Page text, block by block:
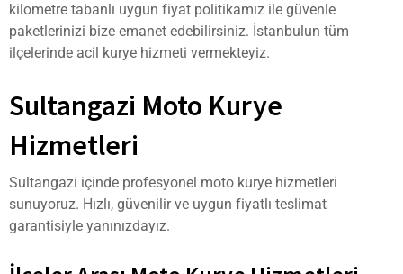
kilometre tabanlı uygun fiyat politikamız ile güvenle
paketlerinizi bize emanet edebilirsiniz. İstanbulun tüm
ilçelerinde acil kurye hizmeti vermekteyiz.
Sultangazi Moto Kurye
Hizmetleri
Sultangazi içinde profesyonel moto kurye hizmetleri
sunuyoruz. Hızlı, güvenilir ve uygun fiyatlı teslimat
garantisiyle yanınızdayız.